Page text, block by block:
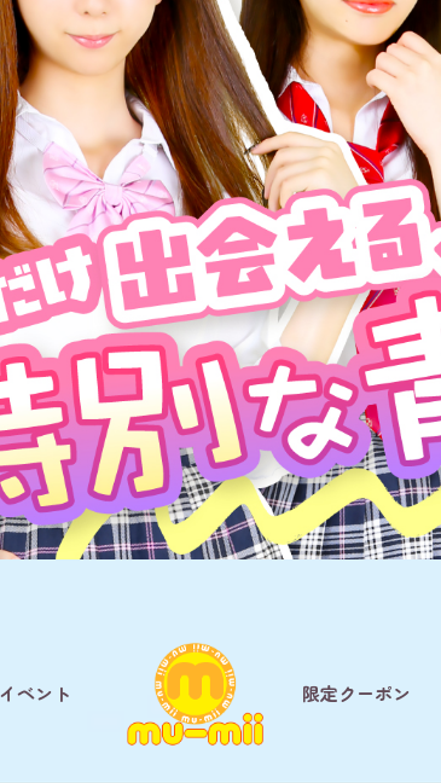
イベント 限定クーポン